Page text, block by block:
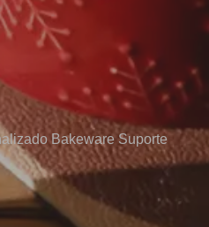
Bakeware Suporte